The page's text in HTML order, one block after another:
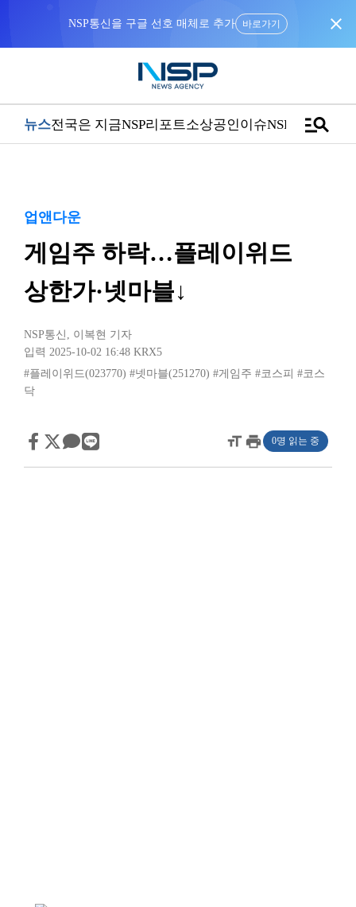
NSP통신을 구글 선호 매체로 추가 바로가기 close
뉴스전국은 지금NSP리포트소상공인이슈NSPTVmanage_search
업앤다운
게임주 하락…플레이위드
상한가·넷마블↓
NSP통신 , 이복현 기자
입력 2025-10-02 16:48 KRX5
#플레이위드(023770) #넷마블(251270) #게임주 #코스피 #코스
닥
format_sizeprint 0명 읽는 중